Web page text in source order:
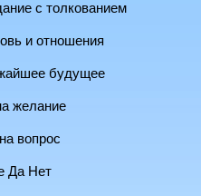
с толкованием
и отношения
будущее
желание
вопрос
Да Нет